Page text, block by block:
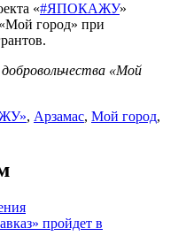
«#ЯПОКАЖУ»
город» при
«Мой
, Арзамас, Мой город,
пройдет в